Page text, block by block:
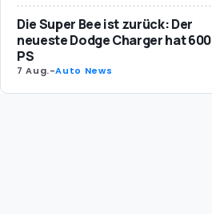
Die Super Bee ist zurück: Der
neueste Dodge Charger hat 600
PS
7 Aug.-Auto News